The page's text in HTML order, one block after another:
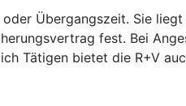
Übergangszeit. Sie
fest. Bei
Tätigen bietet die R+V